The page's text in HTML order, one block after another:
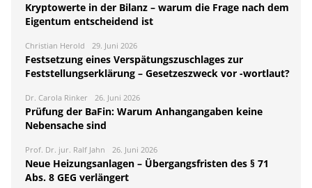
Kryptowerte in der Bilanz – warum die Frage nach dem
Eigentum entscheidend ist
Christian Herold 29. Juni 2026
Festsetzung eines Verspätungszuschlages zur
Feststellungserklärung – Gesetzeszweck vor -wortlaut?
Dr. Carola Rinker 26. Juni 2026
Prüfung der BaFin: Warum Anhangangaben keine
Nebensache sind
Prof. Dr. jur. Ralf Jahn 26. Juni 2026
Neue Heizungsanlagen – Übergangsfristen des § 71
Abs. 8 GEG verlängert